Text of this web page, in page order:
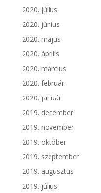
2020. július
2020. június
2020. május
2020. április
2020. március
2020. február
2020. január
2019. december
2019. november
2019. október
2019. szeptember
2019. augusztus
2019. július